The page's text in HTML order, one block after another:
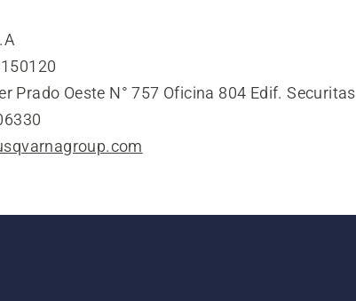
Prado Oeste N° 757 Oficina 804 Edif. Securitas